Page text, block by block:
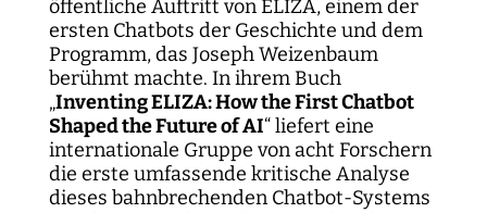
Propaganda
Dynamiken der digitalen Mobilisierung
Lokale digitale Öffentlichkeiten
Digitalisierung und Öffnung der Wissenschaft
Bildung für die digitale Welt
Normsetzung und Entscheidungsverfahren
Digitalisierung und vernetzte Sicherheit
Sicherheit und Transparenz digitaler
Prozesse
Technik, Macht und Herrschaft
WEIZENBAUM DIGITAL SCIENCE CENTER
Metaforschung
Forschungssynthesen
Weizenbaum Panel
Methodenlab
FORSCHENDE
Forschende
Principal Investigators
WEITERE SEITEN
Forschungsprojekte
Weizenbaum-Podcasts
Zusammenhalt in der vernetzten Gesellschaft
Pizza und...
Policy Roundtables
Jahresberichte
Weizenbaum Library
Open-Access-Publikationsfonds
Weizenbaum-Filmnacht
DigiMeet
Institut
Principal Investigators
Institutsrat
Kuratorium
Beirat
Netzwerk
Transfer und Dialog
Kommunikation
Personal
Finanzen
Karriereförderung
Stellenangebote
Fellowships
Presse
öffentliche Auftritt von ELIZA, einem der
ersten Chatbots der Geschichte und dem
Programm, das Joseph Weizenbaum
berühmt machte. In ihrem Buch
„Inventing ELIZA: How the First Chatbot
Shaped the Future of AI“ liefert eine
internationale Gruppe von acht Forschern
die erste umfassende kritische Analyse
dieses bahnbrechenden Chatbot-Systems